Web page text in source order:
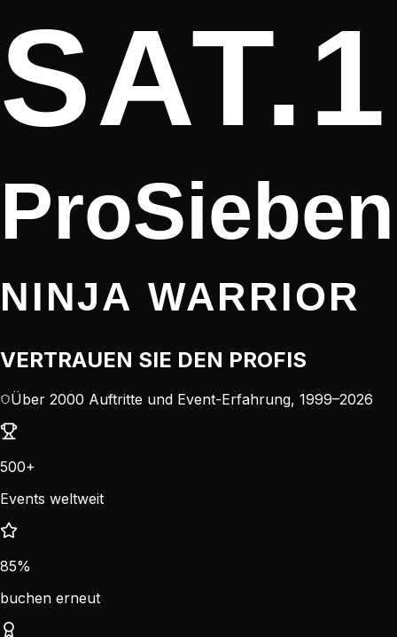
SAT.1
ProSieben
NINJA WARRIOR
VERTRAUEN SIE DEN PROFIS
Über 2000 Auftritte und Event-Erfahrung, 1999–2026
500+
Events weltweit
85%
buchen erneut